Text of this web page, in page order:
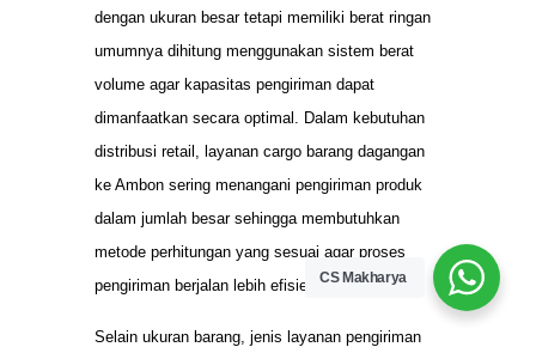
dengan ukuran besar tetapi memiliki berat ringan
umumnya dihitung menggunakan sistem berat
volume agar kapasitas pengiriman dapat
dimanfaatkan secara optimal. Dalam kebutuhan
distribusi retail, layanan cargo barang dagangan
ke Ambon sering menangani pengiriman produk
dalam jumlah besar sehingga membutuhkan
metode perhitungan yang sesuai agar proses
pengiriman berjalan lebih efisien dan aman.
Selain ukuran barang, jenis layanan pengiriman
CS Makharya